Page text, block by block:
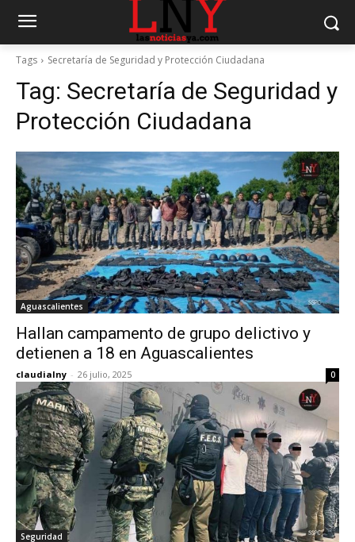
Tags Secretaría de Seguridad y Protección Ciudadana
Tag: Secretaría de Seguridad y
Protección Ciudadana
Aguascalientes
Hallan campamento de grupo delictivo y
detienen a 18 en Aguascalientes
claudialny - 26 julio, 2025 0
Seguridad